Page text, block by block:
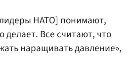
НАТО] понимают,
делает. Все считают, что
наращивать давление»,